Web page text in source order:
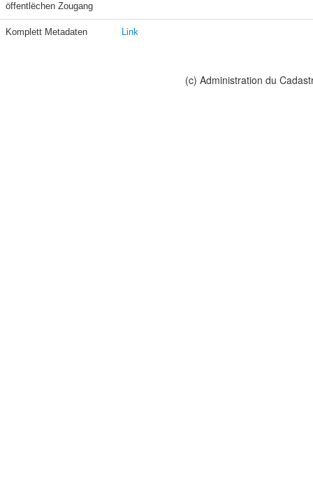
öffentlëchen Zougang
Komplett Metadaten Link
(c) Administration du